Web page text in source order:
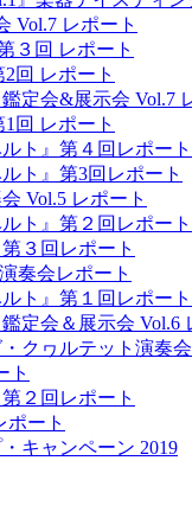
Vol.7 レポート
３回 レポート
2回 レポート
定会&展示会 Vol.7
1回 レポート
ト』第４回レポート
ト』第3回レポート
Vol.5 レポート
ト』第２回レポート
３回レポート
奏会レポート
ト』第１回レポート
定会＆展示会 Vol.6
クヮルテット演奏
ト
２回レポート
ポート
キャンペーン 2019